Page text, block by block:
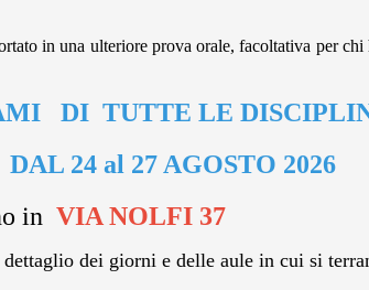
in una ulteriore prova orale, facoltativa per
DI TUTTE LE
DAL 24 al 27 AGOSTO 2026
in VIA NOLFI 37
dei giorni e delle aule in cui si